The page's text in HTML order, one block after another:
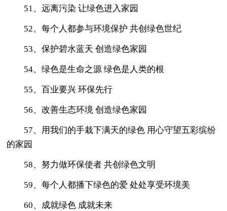
51、远离污染 让绿色进入家园
52、每个人都参与环境保护 共创绿色世纪
53、保护碧水蓝天 创造绿色家园
54、绿色是生命之源 绿色是人类的根
55、百业要兴 环保先行
56、改善生态环境 创造绿色家园
57、用我们的手栽下满天的绿色 用心守望五彩缤纷
的家园
58、努力做环保使者 共创绿色文明
59、每个人都播下绿色的爱 处处享受环境美
60、成就绿色 成就未来